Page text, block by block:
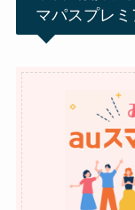
マパスプレミ